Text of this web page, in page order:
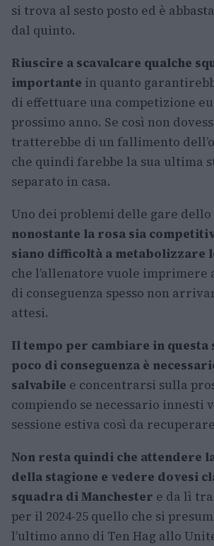
si trova al sesto posto ed è
dal quinto.
Riuscire a scavalcare qualche
importante in quanto
di effettuare una competizione
prossimo anno. Se così non
tratterebbe di un fallimento
che quindi farebbe la sua ultima
separato in casa.
Uno dei problemi delle gare dello
nonostante la rosa sia
siano difficoltà a metabolizzare
che l’allenatore vuole imprimere
di conseguenza spesso non
attesi.
Il tempo per cambiare in questa
poco di conseguenza è
salvabile e concentrarsi sulla
compiendo se necessario innesti
sessione estiva così da
Non resta quindi che attendere
della stagione e vedere dovesi
squadra di Manchester e da lì
per il 2024-25 quello che si
l’ultimo anno di Ten Hag allo